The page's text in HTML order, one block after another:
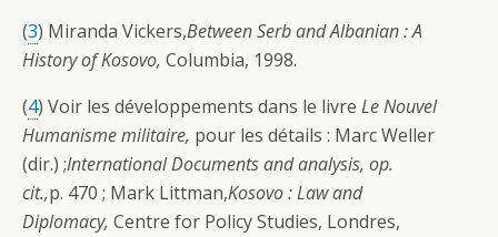
(3) Miranda Vickers,Between Serb and Albanian : A
History of Kosovo, Columbia, 1998.
(4) Voir les développements dans le livre Le Nouvel
Humanisme militaire, pour les détails : Marc Weller
(dir.) ;International Documents and analysis, op.
cit.,p. 470 ; Mark Littman,Kosovo : Law and
Diplomacy, Centre for Policy Studies, Londres,